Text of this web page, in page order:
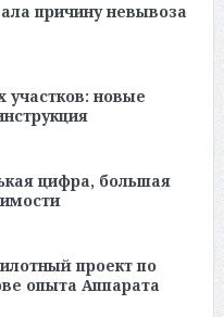
причину невывоза
новые
цифра, большая
проект по
опыта Аппарата